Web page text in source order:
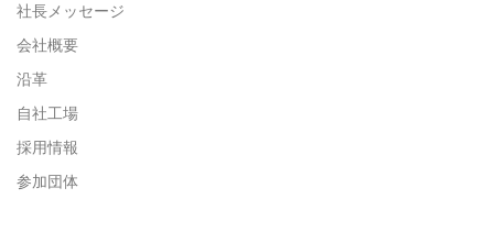
社長メッセージ
会社概要
沿革
自社工場
採用情報
参加団体